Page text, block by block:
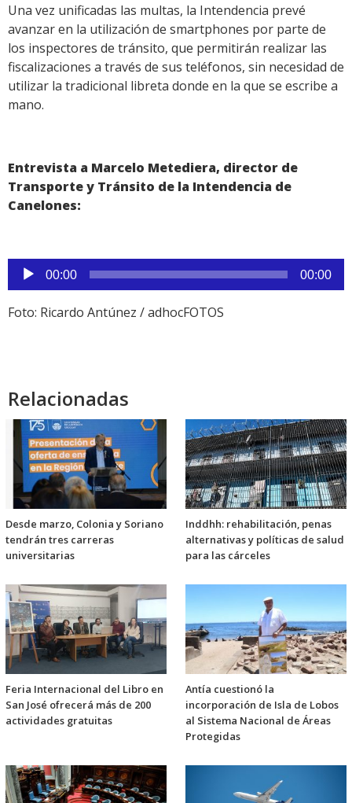
Una vez unificadas las multas, la Intendencia prevé
avanzar en la utilización de smartphones por parte de
los inspectores de tránsito, que permitirán realizar las
fiscalizaciones a través de sus teléfonos, sin necesidad de
utilizar la tradicional libreta donde en la que se escribe a
mano.
Entrevista a Marcelo Metediera, director de
Transporte y Tránsito de la Intendencia de
Canelones:
Reproductor
de
audio
00:00 00:00
Foto: Ricardo Antúnez / adhocFOTOS
Relacionadas
Desde marzo, Colonia y Soriano
tendrán tres carreras
universitarias
Inddhh: rehabilitación, penas
alternativas y políticas de salud
para las cárceles
Feria Internacional del Libro en
San José ofrecerá más de 200
actividades gratuitas
Antía cuestionó la
incorporación de Isla de Lobos
al Sistema Nacional de Áreas
Protegidas